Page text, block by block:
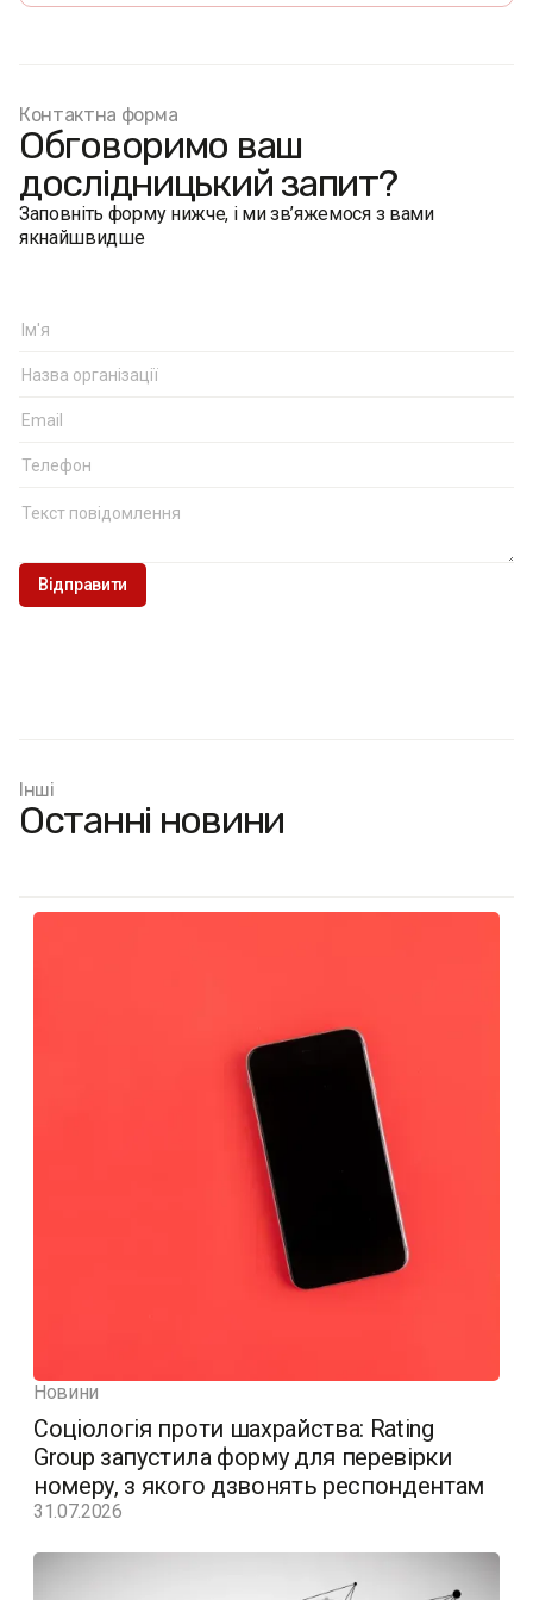
Контактна форма
Обговоримо ваш
дослідницький запит?
Заповніть форму нижче, і ми зв’яжемося з вами
якнайшвидше
Інші
Останні новини
Новини
Соціологія проти шахрайства: Rating
Group запустила форму для перевірки
номеру, з якого дзвонять респондентам
31.07.2026